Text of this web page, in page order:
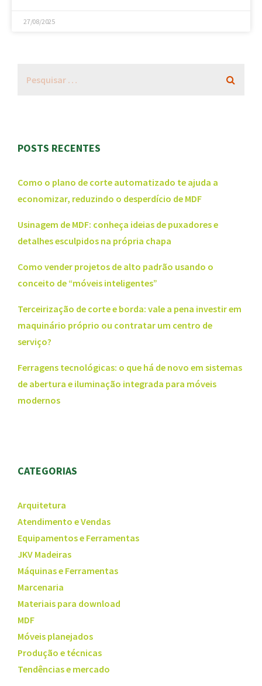
27/08/2025
POSTS RECENTES
Como o plano de corte automatizado te ajuda a
economizar, reduzindo o desperdício de MDF
Usinagem de MDF: conheça ideias de puxadores e
detalhes esculpidos na própria chapa
Como vender projetos de alto padrão usando o
conceito de “móveis inteligentes”
Terceirização de corte e borda: vale a pena investir em
maquinário próprio ou contratar um centro de
serviço?
Ferragens tecnológicas: o que há de novo em sistemas
de abertura e iluminação integrada para móveis
modernos
CATEGORIAS
Arquitetura
Atendimento e Vendas
Equipamentos e Ferramentas
JKV Madeiras
Máquinas e Ferramentas
Marcenaria
Materiais para download
MDF
Móveis planejados
Produção e técnicas
Tendências e mercado